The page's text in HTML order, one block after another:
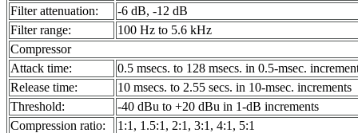
Filter attenuation:
-6 dB, -12 dB
Filter range:
100 Hz to 5.6 kHz
Compressor
Attack time:
0.5 msecs. to 128 msecs. in 0.5-msec.
Release time:
10 msecs. to 2.55 secs. in 10-msec. increments
Threshold:
-40 dBu to +20 dBu in 1-dB increments
Compression ratio:
1:1, 1.5:1, 2:1, 3:1, 4:1, 5:1